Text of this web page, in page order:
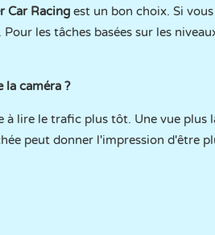
Car Racing est un bon choix. Si
. Pour les tâches basées sur les
la caméra ?
à lire le trafic plus tôt. Une vue plus
peut donner l'impression d'être